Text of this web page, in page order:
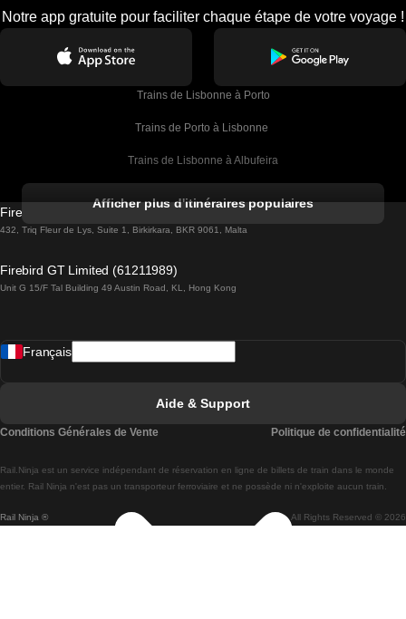
Notre app gratuite pour faciliter chaque étape de votre voyage !
Trains de Lisbonne à Porto
Trains de Porto à Lisbonne
Trains de Lisbonne à Albufeira
Trains de Lisbonne à Lagos
Trains de Lisbonne à Madrid
Trains de Lisbonne à Braga
Trains de Braga à Lisbonne
Afficher plus d'itinéraires populaires
Firebird GT Limited (OC 1451)
432, Triq Fleur de Lys, Suite 1, Birkirkara, BKR 9061, Malta
Firebird GT Limited (61211989)
Unit G 15/F Tal Building 49 Austin Road, KL, Hong Kong
Rail Ninja ® All Rights Reserved © 2026
Rail.Ninja est un service indépendant de réservation en ligne de billets de train dans le monde
entier. Rail Ninja n'est pas un transporteur ferroviaire et ne possède ni n'exploite aucun train.
Français
Aide & Support
Conditions Générales de Vente Politique de confidentialité